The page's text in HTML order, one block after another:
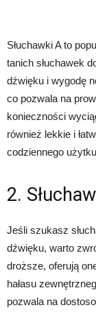
Słuchawki A to
tanich słuchawek
dźwięku i wygodę
co pozwala na
konieczności
również lekkie i
codziennego
2.
Jeśli szukasz
dźwięku, warto
droższe, oferują
hałasu
pozwala na